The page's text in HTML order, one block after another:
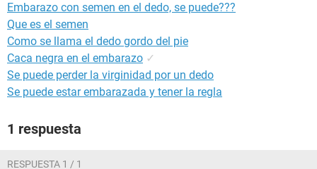
Embarazo con semen en el dedo, se puede???
Que es el semen
Como se llama el dedo gordo del pie
Caca negra en el embarazo ✓
Se puede perder la virginidad por un dedo
Se puede estar embarazada y tener la regla
1 respuesta
RESPUESTA 1 / 1